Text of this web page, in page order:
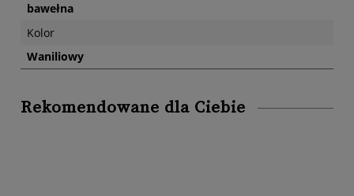
bawełna
Kolor
Waniliowy
Rekomendowane dla Ciebie